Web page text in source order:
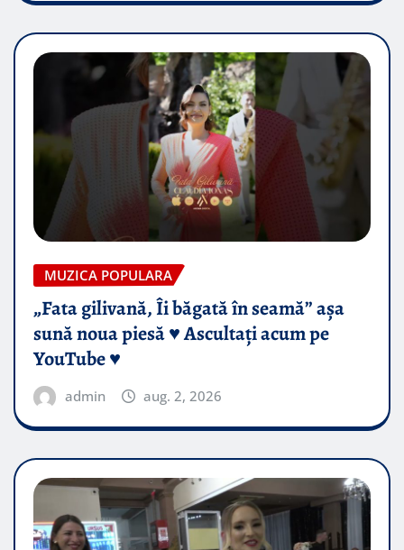
MUZICA POPULARA
„Fata gilivană, Îi băgată în seamă” așa
sună noua piesă ♥️ Ascultați acum pe
YouTube ♥️
admin aug. 2, 2026